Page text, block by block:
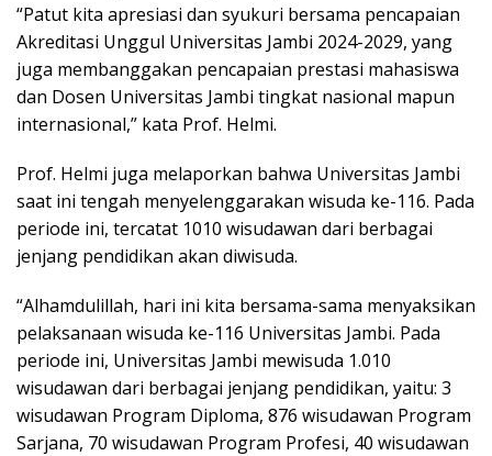
“Patut kita apresiasi dan syukuri bersama pencapaian
Akreditasi Unggul Universitas Jambi 2024-2029, yang
juga membanggakan pencapaian prestasi mahasiswa
dan Dosen Universitas Jambi tingkat nasional mapun
internasional,” kata Prof. Helmi.
Prof. Helmi juga melaporkan bahwa Universitas Jambi
saat ini tengah menyelenggarakan wisuda ke-116. Pada
periode ini, tercatat 1010 wisudawan dari berbagai
jenjang pendidikan akan diwisuda.
“Alhamdulillah, hari ini kita bersama-sama menyaksikan
pelaksanaan wisuda ke-116 Universitas Jambi. Pada
periode ini, Universitas Jambi mewisuda 1.010
wisudawan dari berbagai jenjang pendidikan, yaitu: 3
wisudawan Program Diploma, 876 wisudawan Program
Sarjana, 70 wisudawan Program Profesi, 40 wisudawan